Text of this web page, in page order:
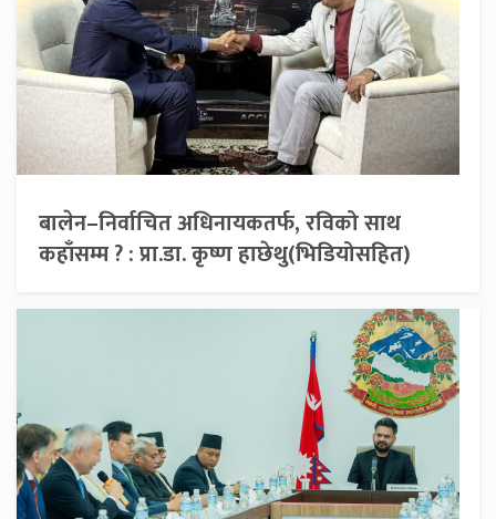
बालेन–निर्वाचित अधिनायकतर्फ, रविको साथ
कहाँसम्म ? : प्रा.डा. कृष्ण हाछेथु(भिडियोसहित)